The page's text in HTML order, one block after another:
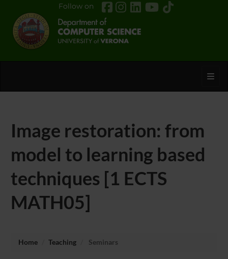
Follow on
Image restoration: from
model to learning based
techniques [1 ECTS
MATH05]
Home Teaching Seminars